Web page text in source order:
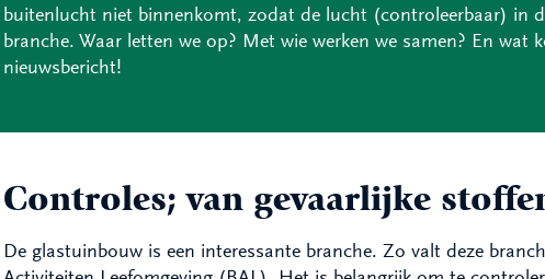
buitenlucht niet binnenkomt, zodat de lucht (controleerbaar) in
branche. Waar letten we op? Met wie werken we samen? En wat
nieuwsbericht!
Controles; van gevaarlijke
De glastuinbouw is een interessante branche. Zo valt deze